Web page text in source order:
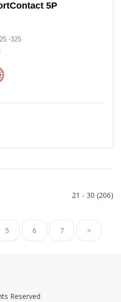
5P
-325
21 - 30 (206)
5 6 7 >
Reserved